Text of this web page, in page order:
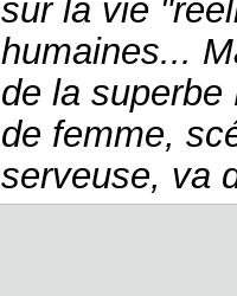
sur la vie
humaines...
de la superbe
de femme,
serveuse, va